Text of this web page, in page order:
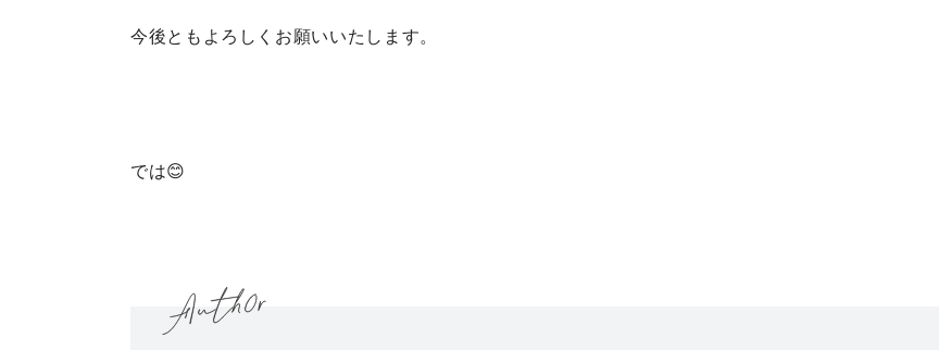
今後ともよろしくお願いいたします。
では😊